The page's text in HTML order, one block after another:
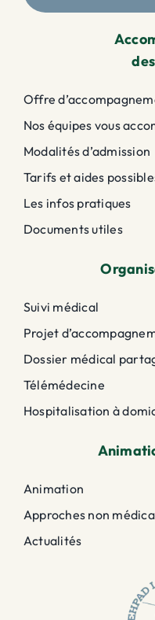
Offre
Nos équipes vous
Modalités d’admission
Tarifs et aides
Les infos pratiques
Documents utiles
Suivi médical
Projet
Dossier médical
Télémédecine
Hospitalisation à
Animation
Approches non
Actualités